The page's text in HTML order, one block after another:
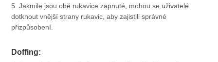
5. Jakmile jsou obě rukavice zapnuté, mohou se uživatelé
dotknout vnější strany rukavic, aby zajistili správné
přizpůsobení.
Doffing: